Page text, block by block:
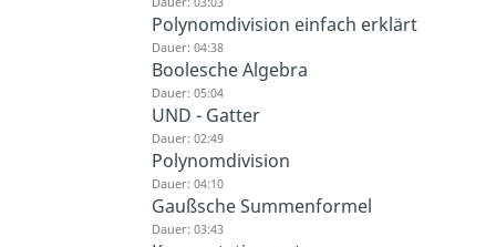
Polynomdivision einfach erklärt
Dauer: 04:38
Boolesche Algebra
Dauer: 05:04
UND - Gatter
Dauer: 02:49
Polynomdivision
Dauer: 04:10
Gaußsche Summenformel
Dauer: 03:43